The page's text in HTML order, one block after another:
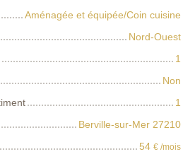
Aménagée et équipée/Coin cuisine
Nord-Ouest
1
Non
1
Berville-sur-Mer 27210
54 € /mois